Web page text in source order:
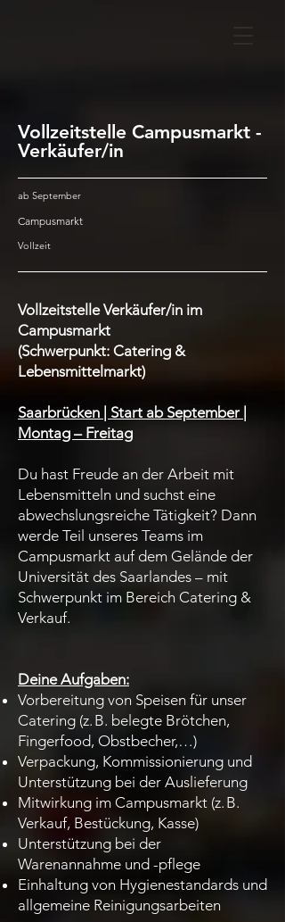
Vollzeitstelle Campusmarkt -
Verkäufer/in
ab September
Campusmarkt
Vollzeit
Vollzeitstelle Verkäufer/in im
Campusmarkt
(Schwerpunkt: Catering &
Lebensmittelmarkt)
Saarbrücken | Start ab September |
Montag – Freitag
Du hast Freude an der Arbeit mit
Lebensmitteln und suchst eine
abwechslungsreiche Tätigkeit? Dann
werde Teil unseres Teams im
Campusmarkt auf dem Gelände der
Universität des Saarlandes – mit
Schwerpunkt im Bereich Catering &
Verkauf.
Deine Aufgaben:
Vorbereitung von Speisen für unser
Catering (z. B. belegte Brötchen,
Fingerfood, Obstbecher,…)
Verpackung, Kommissionierung und
Unterstützung bei der Auslieferung
Mitwirkung im Campusmarkt (z. B.
Verkauf, Bestückung, Kasse)
Unterstützung bei der
Warenannahme und -pflege
Einhaltung von Hygienestandards und
allgemeine Reinigungsarbeiten